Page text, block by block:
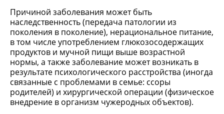
Причиной заболевания может быть
наследственность (передача патологии из
поколения в поколение), нерациональное питание,
в том числе употреблением глюкозосодержащих
продуктов и мучной пищи выше возрастной
нормы, а также заболевание может возникать в
результате психологического расстройства (иногда
связанные с проблемами в семье: ссоры
родителей) и хирургической операции (физическое
внедрение в организм чужеродных объектов).